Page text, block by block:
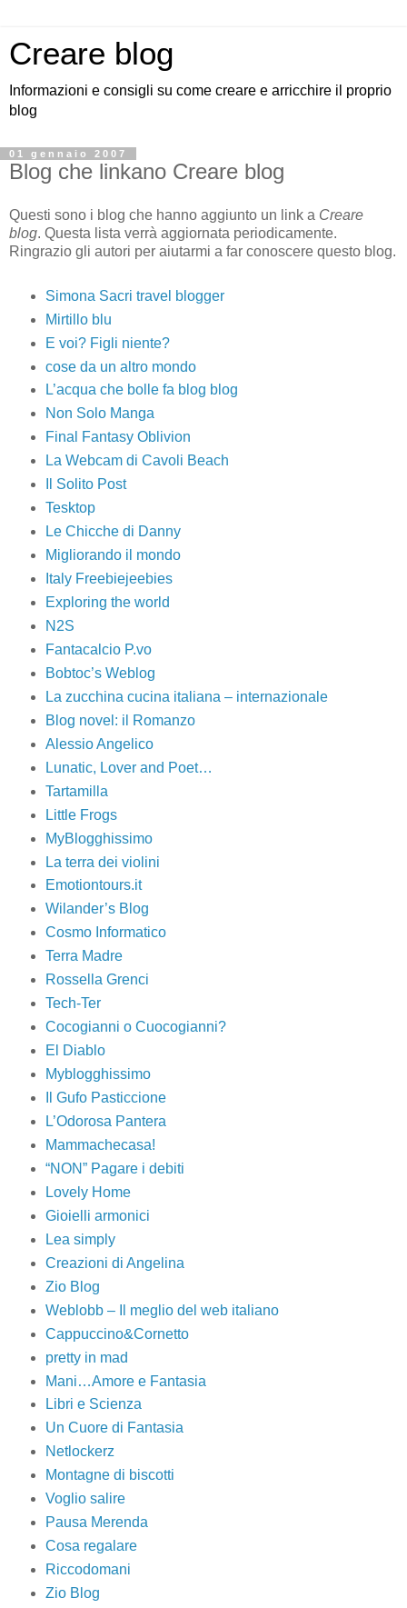
Creare blog
Informazioni e consigli su come creare e arricchire il proprio
blog
01 gennaio 2007
Blog che linkano Creare blog
Questi sono i blog che hanno aggiunto un link a Creare
blog. Questa lista verrà aggiornata periodicamente.
Ringrazio gli autori per aiutarmi a far conoscere questo blog.
Simona Sacri travel blogger
Mirtillo blu
E voi? Figli niente?
cose da un altro mondo
L’acqua che bolle fa blog blog
Non Solo Manga
Final Fantasy Oblivion
La Webcam di Cavoli Beach
Il Solito Post
Tesktop
Le Chicche di Danny
Migliorando il mondo
Italy Freebiejeebies
Exploring the world
N2S
Fantacalcio P.vo
Bobtoc’s Weblog
La zucchina cucina italiana – internazionale
Blog novel: il Romanzo
Alessio Angelico
Lunatic, Lover and Poet…
Tartamilla
Little Frogs
MyBlogghissimo
La terra dei violini
Emotiontours.it
Wilander’s Blog
Cosmo Informatico
Terra Madre
Rossella Grenci
Tech-Ter
Cocogianni o Cuocogianni?
El Diablo
Myblogghissimo
Il Gufo Pasticcione
L’Odorosa Pantera
Mammachecasa!
“NON” Pagare i debiti
Lovely Home
Gioielli armonici
Lea simply
Creazioni di Angelina
Zio Blog
Weblobb – Il meglio del web italiano
Cappuccino&Cornetto
pretty in mad
Mani…Amore e Fantasia
Libri e Scienza
Un Cuore di Fantasia
Netlockerz
Montagne di biscotti
Voglio salire
Pausa Merenda
Cosa regalare
Riccodomani
Zio Blog